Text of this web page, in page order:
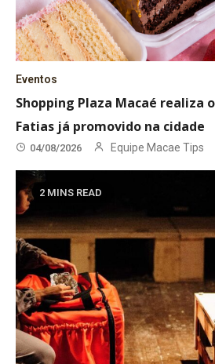
Eventos
Shopping Plaza Macaé realiza
Fatias já promovido na cidade
04/08/2026 Equipe Macae Tips
2 MINS READ